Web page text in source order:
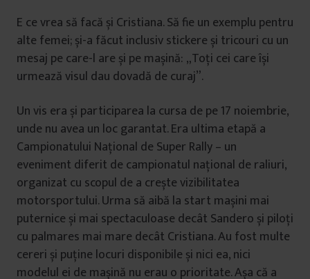
E ce vrea să facă și Cristiana. Să fie un exemplu pentru
alte femei; și-a făcut inclusiv stickere și tricouri cu un
mesaj pe care-l are și pe mașină: „Toți cei care își
urmează visul dau dovadă de curaj”.
Un vis era și participarea la cursa de pe 17 noiembrie,
unde nu avea un loc garantat. Era ultima etapă a
Campionatului Național de Super Rally – un
eveniment diferit de campionatul național de raliuri,
organizat cu scopul de a crește vizibilitatea
motorsportului. Urma să aibă la start mașini mai
puternice și mai spectaculoase decât Sandero și piloți
cu palmares mai mare decât Cristiana. Au fost multe
cereri și puține locuri disponibile și nici ea, nici
modelul ei de mașină nu erau o prioritate. Așa că a